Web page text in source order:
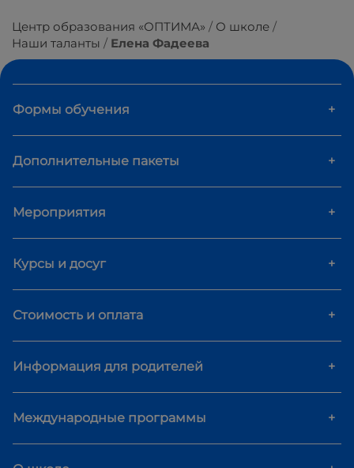
Центр образования «ОПТИМА»
О школе
Наши таланты
Елена Фадеева
Формы обучения +
Дополнительные пакеты +
Мероприятия +
Курсы и досуг +
Стоимость и оплата +
Информация для родителей +
Международные программы +